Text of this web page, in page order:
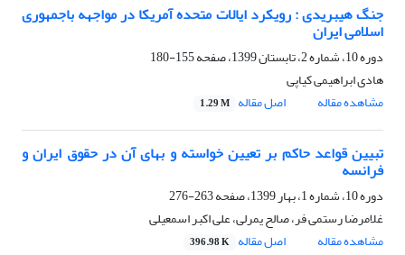
جنگ هیبریدی : رویکرد ایالات متحده آمریکا در مواجهه باجمهوری
اسلامی ایران
دوره 10، شماره 2، تابستان 1399، صفحه
155-180
هادی ابراهیمی کیاپی
مشاهده مقاله
اصل مقاله 1.29 M
تبیین قواعد حاکم بر تعیین خواسته و بهای آن در حقوق ایران و
فرانسه
دوره 10، شماره 1، بهار 1399، صفحه
263-276
غلامرضا رستمی فر، صالح یمرلی، علی اکبر اسمعیلی
مشاهده مقاله
اصل مقاله 396.98 K